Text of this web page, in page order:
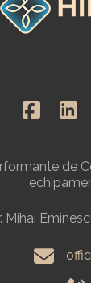
de
Mihai